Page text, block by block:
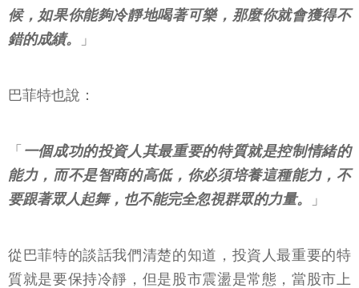
候，如果你能夠冷靜地喝著可樂，那麼你就會獲得不
錯的成績。
」
巴菲特也說：
「 一個成功的投資人其最重要的特質就是控制情緒的
能力，而不是智商的高低，你必須培養這種能力，不
要跟著眾人起舞，也不能完全忽視群眾的力量。
」
從巴菲特的談話我們清楚的知道，投資人最重要的特
質就是要保持冷靜，但是股市震盪是常態，當股市上